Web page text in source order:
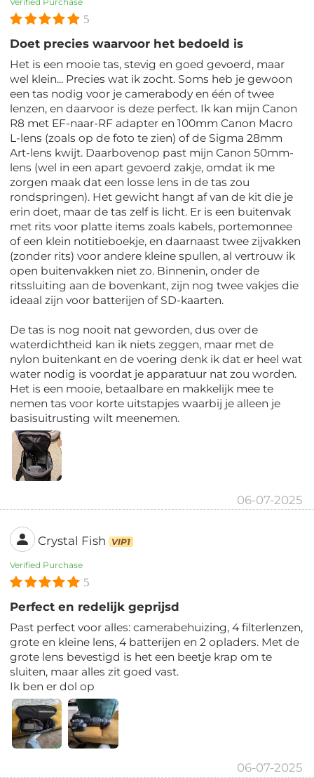
5
Doet precies waarvoor het bedoeld is
Het is een mooie tas, stevig en goed gevoerd, maar
wel klein... Precies wat ik zocht. Soms heb je gewoon
een tas nodig voor je camerabody en één of twee
lenzen, en daarvoor is deze perfect. Ik kan mijn Canon
R8 met EF-naar-RF adapter en 100mm Canon Macro
L-lens (zoals op de foto te zien) of de Sigma 28mm
Art-lens kwijt. Daarbovenop past mijn Canon 50mm-
lens (wel in een apart gevoerd zakje, omdat ik me
zorgen maak dat een losse lens in de tas zou
rondspringen). Het gewicht hangt af van de kit die je
erin doet, maar de tas zelf is licht. Er is een buitenvak
met rits voor platte items zoals kabels, portemonnee
of een klein notitieboekje, en daarnaast twee zijvakken
(zonder rits) voor andere kleine spullen, al vertrouw ik
open buitenvakken niet zo. Binnenin, onder de
ritssluiting aan de bovenkant, zijn nog twee vakjes die
ideaal zijn voor batterijen of SD-kaarten.
De tas is nog nooit nat geworden, dus over de
waterdichtheid kan ik niets zeggen, maar met de
nylon buitenkant en de voering denk ik dat er heel wat
water nodig is voordat je apparatuur nat zou worden.
Het is een mooie, betaalbare en makkelijk mee te
nemen tas voor korte uitstapjes waarbij je alleen je
basisuitrusting wilt meenemen.
06-07-2025
Crystal Fish VIP1
Verified Purchase
5
Perfect en redelijk geprijsd
Past perfect voor alles: camerabehuizing, 4 filterlenzen,
grote en kleine lens, 4 batterijen en 2 opladers. Met de
grote lens bevestigd is het een beetje krap om te
sluiten, maar alles zit goed vast.
Ik ben er dol op
06-07-2025